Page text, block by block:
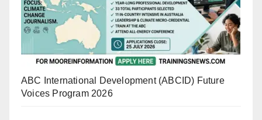
ABC International Development (ABCID) Future
Voices Program 2026